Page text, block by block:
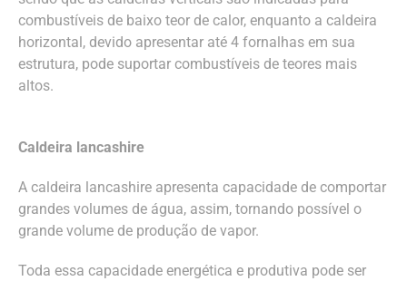
combustíveis de baixo teor de calor, enquanto a caldeira
horizontal, devido apresentar até 4 fornalhas em sua
estrutura, pode suportar combustíveis de teores mais
altos.
Caldeira lancashire
A caldeira lancashire apresenta capacidade de comportar
grandes volumes de água, assim, tornando possível o
grande volume de produção de vapor.
Toda essa capacidade energética e produtiva pode ser